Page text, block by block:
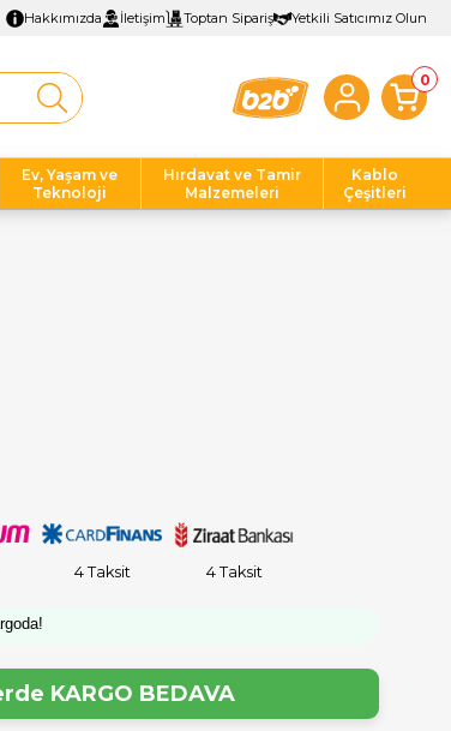
Hakkımızda İletişim Toptan Sipariş Yetkili Satıcımız Olun
0
Ev, Yaşam ve
Teknoloji
Hırdavat ve Tamir
Malzemeleri
Kablo
Çeşitleri
4 Taksit 4 Taksit
KARGO BEDAVA